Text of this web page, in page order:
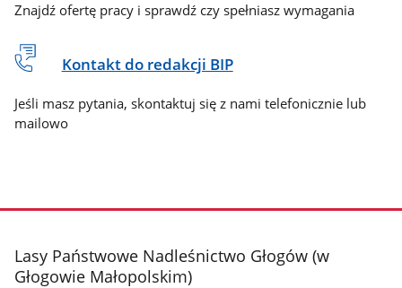
Znajdź ofertę pracy i sprawdź czy spełniasz wymagania
Kontakt do redakcji BIP
Jeśli masz pytania, skontaktuj się z nami telefonicznie lub
mailowo
stopka
Lasy Państwowe Nadleśnictwo Głogów (w
Głogowie Małopolskim)